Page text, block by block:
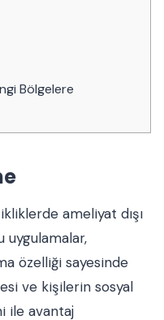
Bölgelere
ameliyat dışı
özelliği sayesinde
ve kişilerin sosyal
ile avantaj